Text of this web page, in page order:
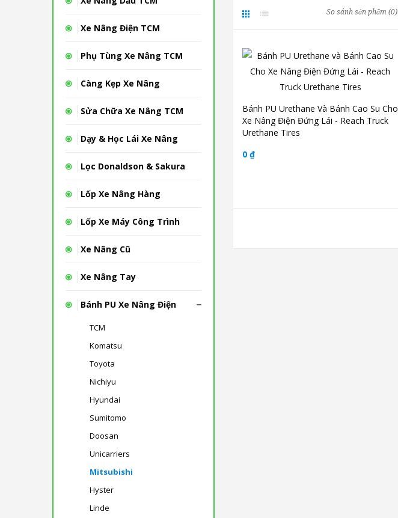
Xe Nâng Điện TCM
Phụ Tùng Xe Nâng TCM
Càng Kẹp Xe Nâng
Sửa Chữa Xe Nâng TCM
Dạy & Học Lái Xe Nâng
Lọc Donaldson & Sakura
Lốp Xe Nâng Hàng
Lốp Xe Máy Công Trình
Xe Nâng Cũ
Xe Nâng Tay
Bánh PU Xe Nâng Điện
TCM
Komatsu
Toyota
Nichiyu
Hyundai
Sumitomo
Doosan
Unicarriers
Mitsubishi
Hyster
Linde
So sánh sản phẩm (0)
Bánh PU Urethane Và Bánh Cao Su Cho
Xe Nâng Điện Đứng Lái - Reach Truck
Urethane Tires
0 ₫